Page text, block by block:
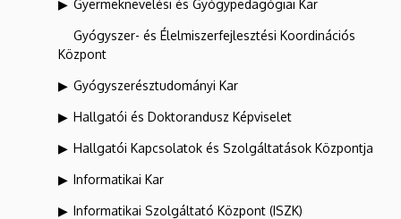
Gyermeknevelési és Gyógypedagógiai Kar
Gyógyszer- és Élelmiszerfejlesztési Koordinációs
Központ
Gyógyszerésztudományi Kar
Hallgatói és Doktorandusz Képviselet
Hallgatói Kapcsolatok és Szolgáltatások Központja
Informatikai Kar
Informatikai Szolgáltató Központ (ISZK)